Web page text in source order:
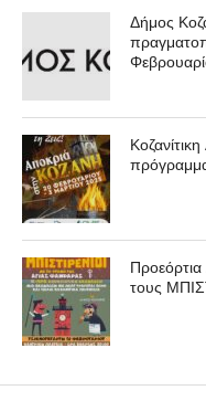
Δήμος
τους